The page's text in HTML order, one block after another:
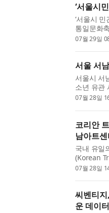
‘서울시
‘서울시
통일문화
시민 500
07월 29일
서울 서
서울시 서
소년 유관
는 ‘8월
07월 28일
코리안
남아트
국내 유일
(Korean
30분 성남
07월 28일
씨벤티
운 데이